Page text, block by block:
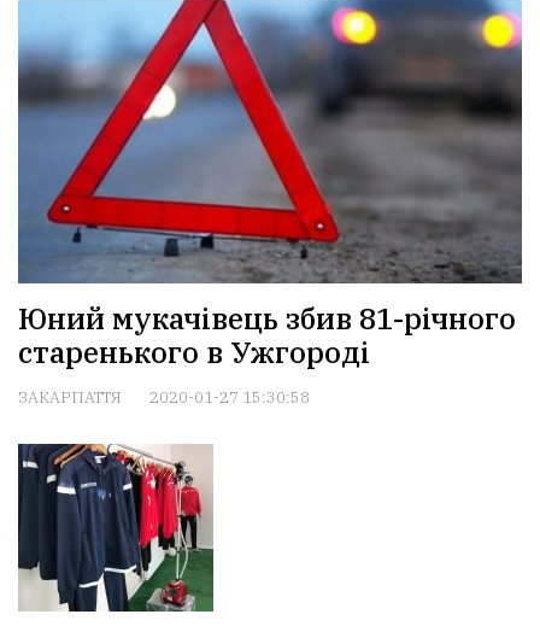
Юний мукачівець збив 81-річного
старенького в Ужгороді
ЗАКАРПАТТЯ 2020-01-27 15:30:58